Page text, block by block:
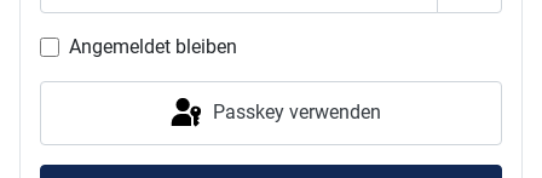
Angemeldet bleiben
Passkey verwenden